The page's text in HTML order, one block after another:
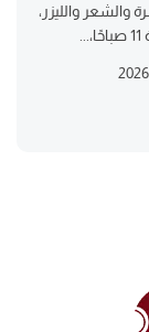
والشعر والليزر،